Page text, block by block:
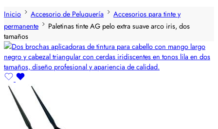
Inicio
Accesorio de Peluquería
Accesorios para tinte y
permanente
Paletinas tinte AG pelo extra suave arco iris, dos
tamaños